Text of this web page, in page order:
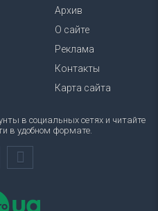
Архив
О сайте
Реклама
Контакты
Карта сайта
в социальных сетях и читайте
в удобном формате.